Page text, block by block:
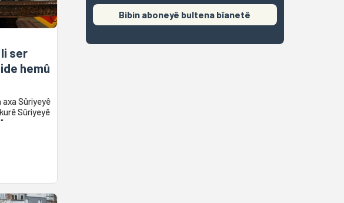
ser
hemû
Sûriyeyê
Sûriyeyê
Bibin aboneyê bultena bîanetê